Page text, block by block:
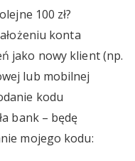
100 zł?
konta
jako nowy klient (np.
lub mobilnej
kodu
bank – będę
mojego kodu: